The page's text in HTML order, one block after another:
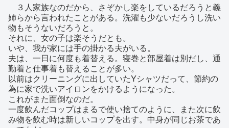
３人家族なのだから、さぞかし楽をしているだろうと義
姉らから言われたことがある。洗濯も少ないだろうし洗い
物もそうないだろうと。
それに、女の子は楽そうだとも。
いや、我が家には手の掛かる夫がいる。
夫は、一日に何度も着替える。寝巻と部屋着は別だし、通
勤着と仕事着も替えることが多い。
以前はクリーニングに出していたYシャツだって、節約の
為に家で洗いアイロンをかけるようになった。
これがまた面倒なのだ。
一度飲んだコップはまるで使い捨てのように、また次に飲
み物を飲む時は新しいコップを出す。中身が同じお茶であ